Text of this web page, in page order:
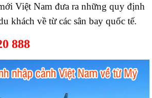
Việt Nam đưa ra những quy định
khách về từ các sân bay quốc tế.
888